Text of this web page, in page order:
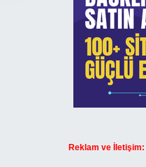
Reklam ve İletişim: